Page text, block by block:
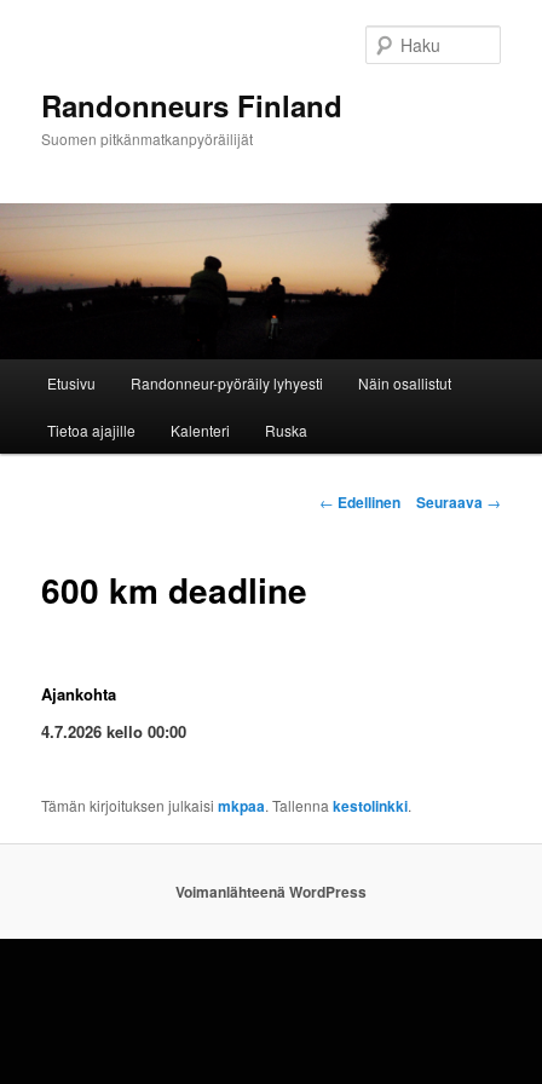
Randonneurs Finland
Suomen pitkänmatkanpyöräilijät
Etusivu Randonneur-pyöräily lyhyesti Näin osallistut
Tietoa ajajille Kalenteri Ruska
Artikkelien
← Edellinen Seuraava →
600 km deadline
Ajankohta
4.7.2026 kello 00:00
Tämän kirjoituksen julkaisimkpaa. Tallennakestolinkki.
Voimanlähteenä WordPress